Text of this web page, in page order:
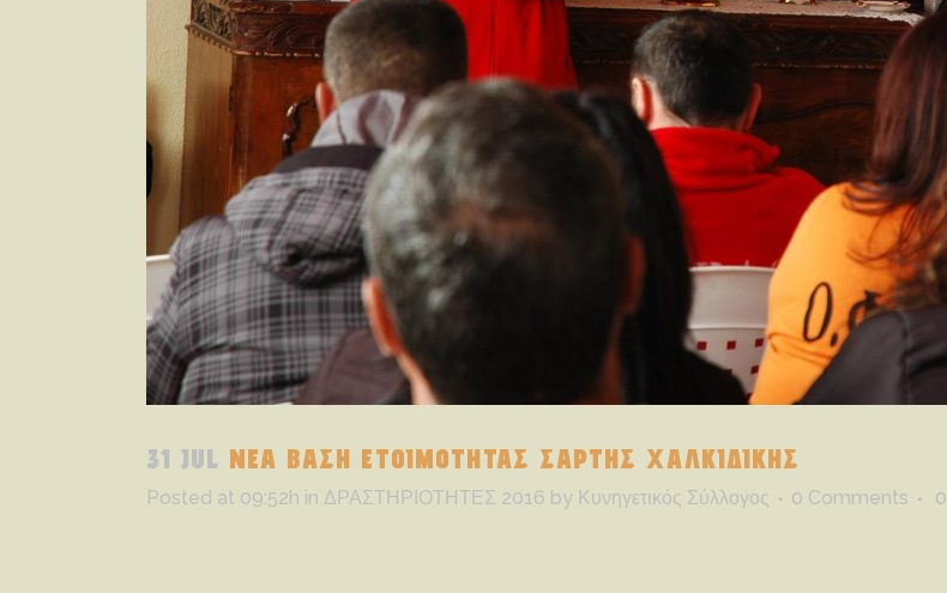
31 JUL ΝΕΑ ΒΑΣΗ ΕΤΟΙΜΟΤΗΤΑΣ ΣΑΡΤΗΣ ΧΑΛΚΙΔΙΚΗΣ
Posted at 09:52h in ΔΡΑΣΤΗΡΙΟΤΗΤΕΣ 2016 by Κυνηγετικός Σύλλογος 0 Comments 0